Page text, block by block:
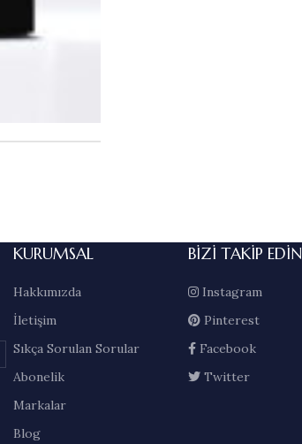
KURUMSAL
Hakkımızda
İletişim
Sıkça Sorulan Sorular
Abonelik
Markalar
Blog
BIZI TAKIP EDIN
Instagram
Pinterest
Facebook
Twitter